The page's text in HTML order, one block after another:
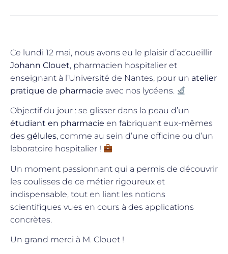
Ce lundi 12 mai, nous avons eu le plaisir d’accueillir
Johann Clouet, pharmacien hospitalier et
enseignant à l’Université de Nantes, pour un atelier
pratique de pharmacie avec nos lycéens.
Objectif du jour : se glisser dans la peau d’un
étudiant en pharmacie en fabriquant eux-mêmes
des gélules, comme au sein d’une officine ou d’un
laboratoire hospitalier !
Un moment passionnant qui a permis de découvrir
les coulisses de ce métier rigoureux et
indispensable, tout en liant les notions
scientifiques vues en cours à des applications
concrètes.
Un grand merci à M. Clouet !